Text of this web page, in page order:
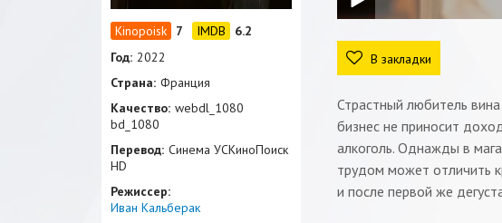
В закладки
Страстный любитель
бизнес не приносит
алкоголь. Однажды в
трудом может отличить
и после первой же
7
6.2
Год: 2022
Страна: Франция
Качество: webdl_1080
bd_1080
Перевод: Синема УСКиноПоиск
HD
Режиссер:
Иван Кальберак